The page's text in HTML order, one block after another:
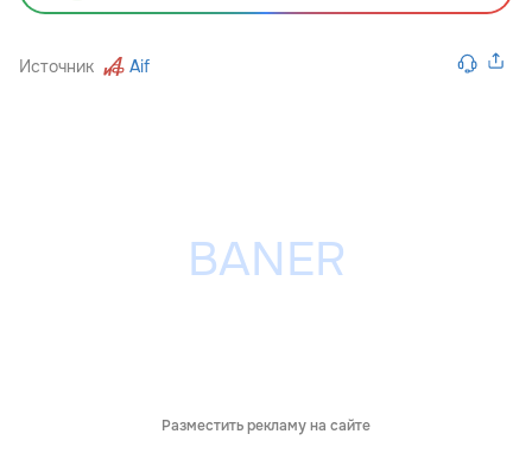
Источник Aif
Разместить рекламу на сайте